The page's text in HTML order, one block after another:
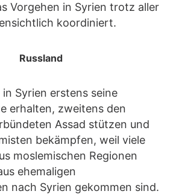
Vorgehen in Syrien trotz aller
koordiniert.
Russland
Syrien erstens seine
erhalten, zweitens den
Assad stützen und
bekämpfen, weil viele
moslemischen Regionen
ehemaligen
nach Syrien gekommen sind.